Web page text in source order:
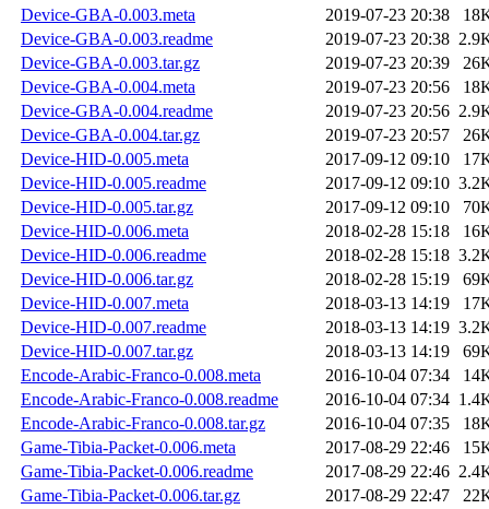
Device-GBA-0.003.meta
2019-07-23 20:38
Device-GBA-0.003.readme
2019-07-23 20:38
Device-GBA-0.003.tar.gz
2019-07-23 20:39
Device-GBA-0.004.meta
2019-07-23 20:56
Device-GBA-0.004.readme
2019-07-23 20:56
Device-GBA-0.004.tar.gz
2019-07-23 20:57
Device-HID-0.005.meta
2017-09-12 09:10
Device-HID-0.005.readme
2017-09-12 09:10
Device-HID-0.005.tar.gz
2017-09-12 09:10
Device-HID-0.006.meta
2018-02-28 15:18
Device-HID-0.006.readme
2018-02-28 15:18
Device-HID-0.006.tar.gz
2018-02-28 15:19
Device-HID-0.007.meta
2018-03-13 14:19
Device-HID-0.007.readme
2018-03-13 14:19
Device-HID-0.007.tar.gz
2018-03-13 14:19
Encode-Arabic-Franco-0.008.meta
2016-10-04 07:34
Encode-Arabic-Franco-0.008.readme
2016-10-04 07:34
Encode-Arabic-Franco-0.008.tar.gz
2016-10-04 07:35
Game-Tibia-Packet-0.006.meta
2017-08-29 22:46
Game-Tibia-Packet-0.006.readme
2017-08-29 22:46
Game-Tibia-Packet-0.006.tar.gz
2017-08-29 22:47